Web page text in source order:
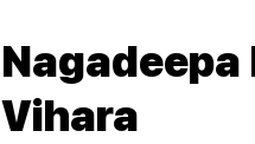
Nagadeepa
Vihara